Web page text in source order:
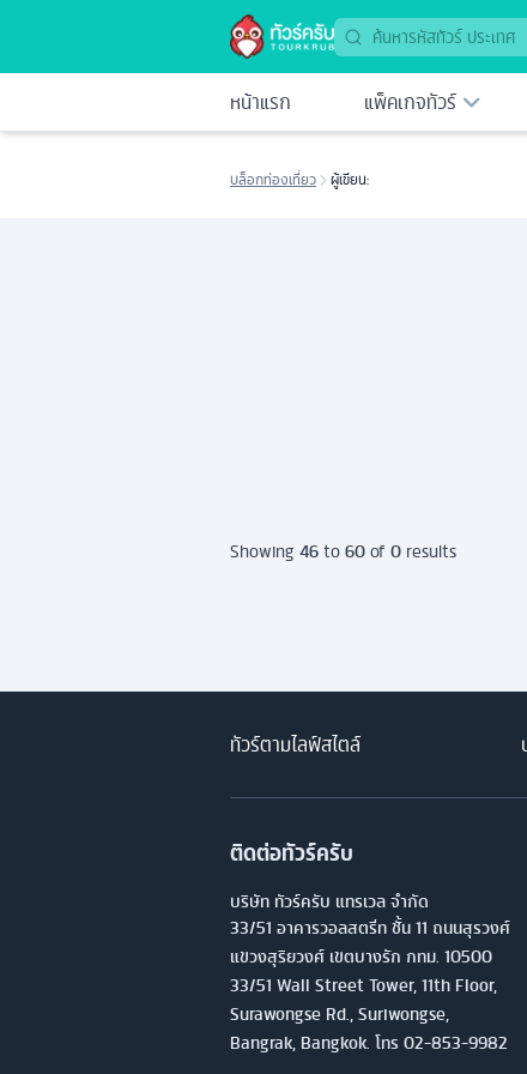
หน้าแรก แพ็คเกจทัวร์
บล็อกท่องเที่ยว ผู้เขียน:
Showing 46to60of 0 results
ทัวร์ตามไลฟ์สไตล์
ติดต่อทัวร์ครับ
บริษัท ทัวร์ครับ แทรเวล จำกัด
33/51 อาคารวอลสตรีท ชั้น 11 ถนนสุรวงศ์
แขวงสุริยวงศ์ เขตบางรัก กทม. 10500
33/51 Wall Street Tower, 11th Floor,
Surawongse Rd., Suriwongse,
Bangrak, Bangkok. โทร 02-853-9982